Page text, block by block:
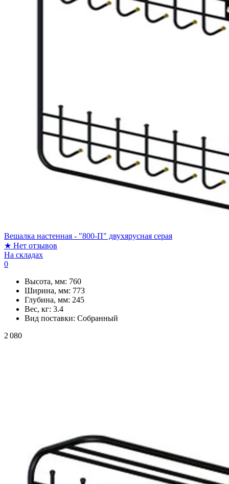
Вешалка настенная - "800-П" двухярусная серая
★ Нет отзывов
На складах
0
Высота, мм: 760
Ширина, мм: 773
Глубина, мм: 245
Вес, кг: 3.4
Вид поставки: Собранный
2 080